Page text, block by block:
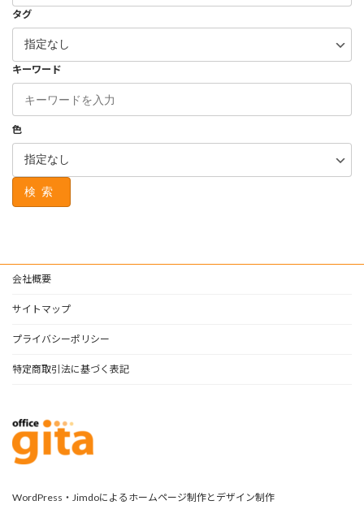
タグ
キーワード
色
検索
会社概要
サイトマップ
プライバシーポリシー
特定商取引法に基づく表記
WordPress・Jimdoによるホームページ制作とデザイン制作